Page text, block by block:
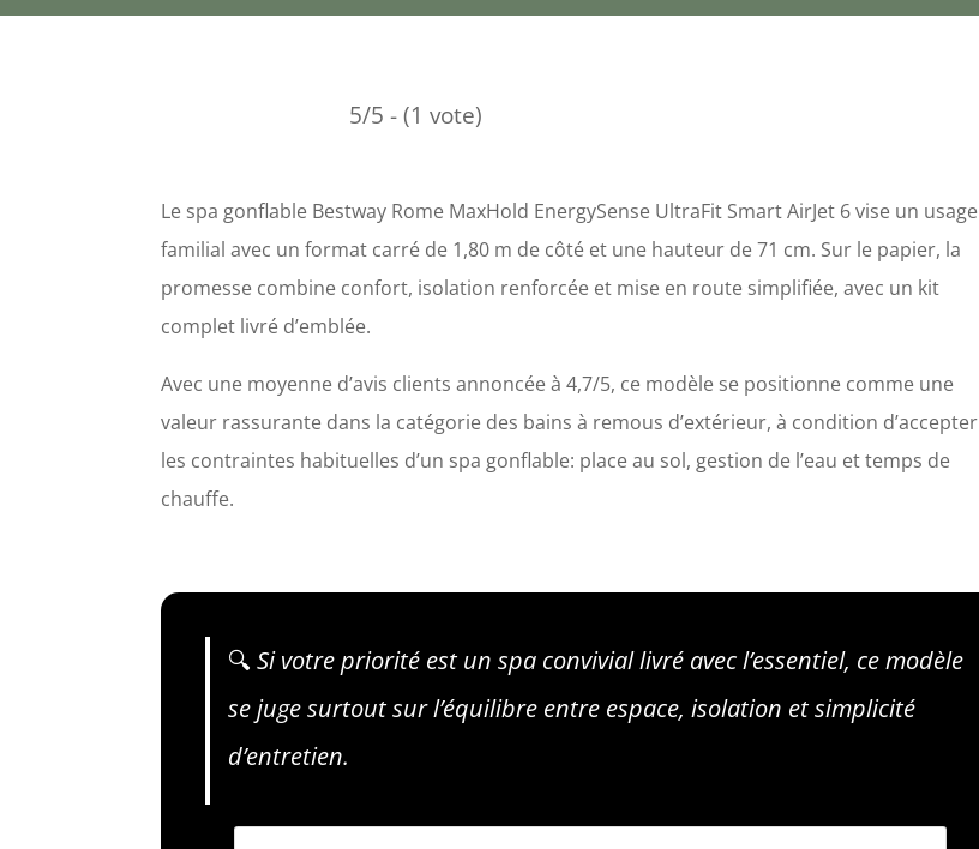
5/5 - (1 vote)
Le spa gonflable Bestway Rome MaxHold EnergySense UltraFit Smart AirJet 6 vise un usage
familial avec un format carré de 1,80 m de côté et une hauteur de 71 cm. Sur le papier, la
promesse combine confort, isolation renforcée et mise en route simplifiée, avec un kit
complet livré d’emblée.
Avec une moyenne d’avis clients annoncée à 4,7/5, ce modèle se positionne comme une
valeur rassurante dans la catégorie des bains à remous d’extérieur, à condition d’accepter
les contraintes habituelles d’un spa gonflable: place au sol, gestion de l’eau et temps de
chauffe.
🔍 Si votre priorité est un spa convivial livré avec l’essentiel, ce modèle
se juge surtout sur l’équilibre entre espace, isolation et simplicité
d’entretien.